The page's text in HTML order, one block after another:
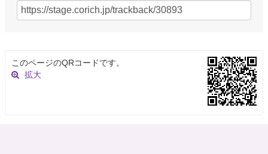
このページのQRコードです。
拡大